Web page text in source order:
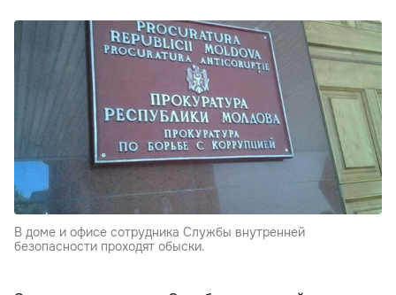
В доме и офисе сотрудника Службы внутренней
безопасности проходят обыски.